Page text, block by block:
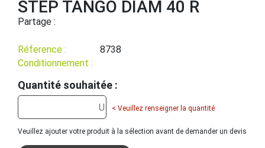
STEP TANGO DIAM 40 R
Partage :
Réference :
8738
Conditionnement :
Quantité souhaitée :
< Veuillez renseigner la quantité
Veuillez ajouter votre produit à la sélection avant de demander un devis